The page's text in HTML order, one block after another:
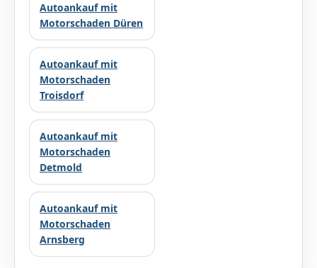
Autoankauf mit
Motorschaden Düren
Autoankauf mit
Motorschaden
Troisdorf
Autoankauf mit
Motorschaden
Detmold
Autoankauf mit
Motorschaden
Arnsberg